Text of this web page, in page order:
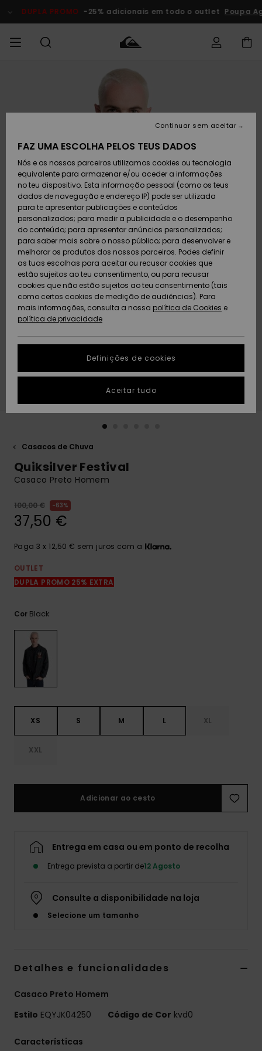
do
DUPLA PROMO -25% adicionais em todo o outlet Poupa
Roupas
Calçado e
chinelos
Surfe/água
Snow
Artigos
recém-
chegados
Coleções
MENINO
Roupas
Calçado e
chinelos
Surfe/água
Neve
Artigos
recém-
chegados
Highlights
MULHER
Shop
chegados
Highlights
Snow
SURF
Surf Shop
Crianças
Highlights
Community
SNOW
Artigos
Homem
Artigos
Criança
Snow Shop
Feminino
Highlights
Community
DUPLA
PROMO
Outlet
Criança
Outlet
Mulher
AJUDA
Acede à tua
encomenda
Devoluções
Pagamento
Cartão
presente
Quiksilver
Freedom
Protecção de
dados
Guia de
tamanhos
conversa para
obteres a
resposta mais
rápida à tua
conversa
nosso
SUSTAINABILITY
PRESENTE
DESEJO
Casacos de Chuva
Quiksilver Festival
Casaco Preto Homem
100,00 € 63%
37,50 €
Paga 3 x 12,50 € sem juros com a
OUTLET
DUPLA PROMO 25% EXTRA
Cor Black
XS S M L XL
XXL
Adicionar ao cesto
Entrega em casa ou em ponto de recolha
Entrega prevista a partir de12 Agosto
Consulte a disponibilidade na loja
Selecione um tamanho
Detalhes e funcionalidades
Casaco Preto Homem
Estilo EQYJK04250 Código de Cor kvd0
Características
FAZ UMA ESCOLHA PELOS TEUS DADOS
Nós e os nossos parceiros utilizamos cookies ou tecnologia
equivalente para armazenar e/ou aceder a informações
no teu dispositivo. Esta informação pessoal (como os teus
dados de navegação e endereço IP) pode ser utilizada
para te apresentar publicações e conteúdos
personalizados; para medir a publicidade e o desempenho
do conteúdo; para apresentar anúncios personalizados;
para saber mais sobre o nosso público; para desenvolver e
melhorar os produtos dos nossos parceiros. Podes definir
as tuas escolhas para aceitar ou recusar cookies que
estão sujeitos ao teu consentimento, ou para recusar
cookies que não estão sujeitos ao teu consentimento (tais
como certos cookies de medição de audiências). Para
mais informações, consulta a nossa política de Cookies e
política de privacidade
Definições de cookies
Continuar sem aceitar
Aceitar tudo